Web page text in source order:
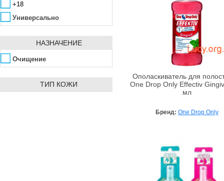
+18
Универсально
НАЗНАЧЕНИЕ
Очищение
ТИП КОЖИ
Ополаскиватель для
One Drop Only Effectiv
мл
Бренд: One Drop Only